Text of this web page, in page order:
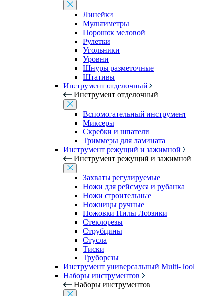
Линейки
Мультиметры
Порошок меловой
Рулетки
Угольники
Уровни
Шнуры разметочные
Штативы
Инструмент отделочный
Инструмент отделочный
Вспомогательный инструмент
Миксеры
Скребки и шпатели
Триммеры для ламината
Инструмент режущий и зажимной
Инструмент режущий и зажимной
Захваты регулируемые
Ножи для рейсмуса и рубанка
Ножи строительные
Ножницы ручные
Ножовки Пилы Лобзики
Стеклорезы
Струбцины
Стусла
Тиски
Труборезы
Инструмент универсальный Multi-Tool
Наборы инструментов
Наборы инструментов